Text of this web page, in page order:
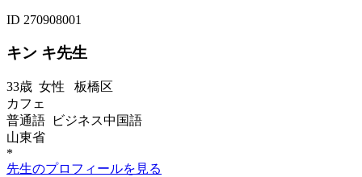
ID 270908001
キン キ先生
33歳 女性 板橋区
カフェ
普通語 ビジネス中国語
山東省
*
先生のプロフィールを見る